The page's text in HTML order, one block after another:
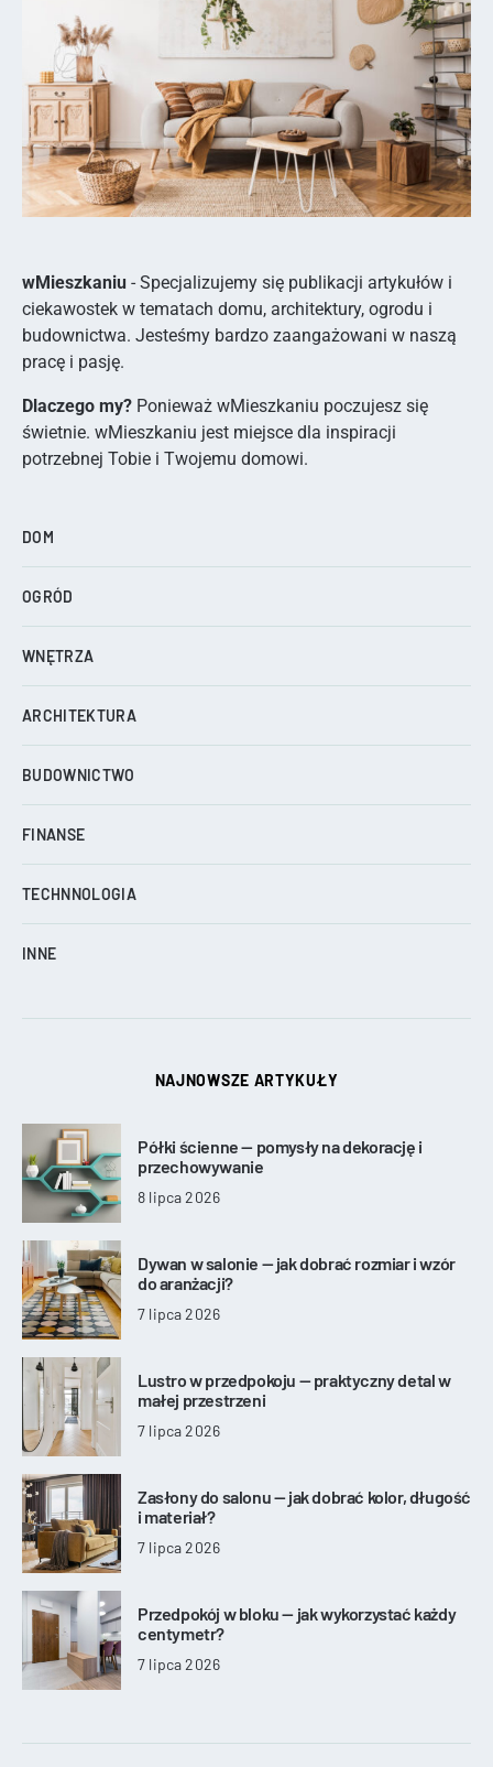
wMieszkaniu - Specjalizujemy się publikacji artykułów i
ciekawostek w tematach domu, architektury, ogrodu i
budownictwa. Jesteśmy bardzo zaangażowani w naszą
pracę i pasję.
Dlaczego my? Ponieważ wMieszkaniu poczujesz się
świetnie. wMieszkaniu jest miejsce dla inspiracji
potrzebnej Tobie i Twojemu domowi.
DOM
OGRÓD
WNĘTRZA
ARCHITEKTURA
BUDOWNICTWO
FINANSE
TECHNNOLOGIA
INNE
NAJNOWSZE ARTYKUŁY
Półki ścienne — pomysły na dekorację i
przechowywanie
8 lipca 2026
Dywan w salonie — jak dobrać rozmiar i wzór
do aranżacji?
7 lipca 2026
Lustro w przedpokoju — praktyczny detal w
małej przestrzeni
7 lipca 2026
Zasłony do salonu — jak dobrać kolor, długość
i materiał?
7 lipca 2026
Przedpokój w bloku — jak wykorzystać każdy
centymetr?
7 lipca 2026